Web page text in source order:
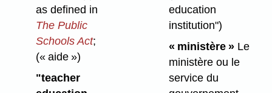
as defined in
The Public
Schools Act;
(« aide »)
"teacher
education
institution")
« ministère »Le
ministère ou le
service du